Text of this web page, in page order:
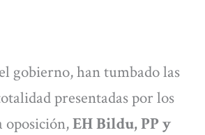
gobierno, han tumbado las
presentadas por los
oposición,EH Bildu, PP y